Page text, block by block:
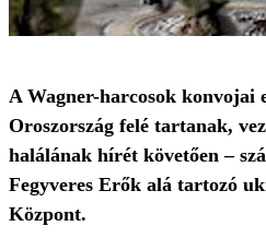
A Wagner-harcosok konvojai
Oroszország felé tartanak,
halálának hírét követően –
Fegyveres Erők alá tartozó
Központ.